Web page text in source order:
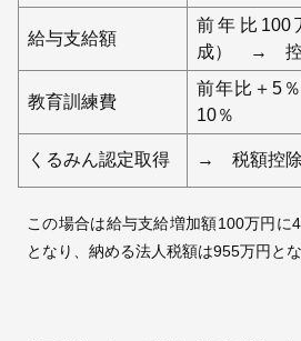
給与支給額
前年比100
成） → 控
教育訓練費
前年比＋5
10％
くるみん認定取得 → 税額控除
この場合は給与支給増加額100万円に
となり、納める法人税額は955万円とな